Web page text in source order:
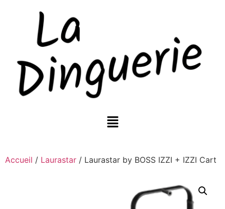
Accueil / Laurastar / Laurastar by BOSS IZZI + IZZI Cart